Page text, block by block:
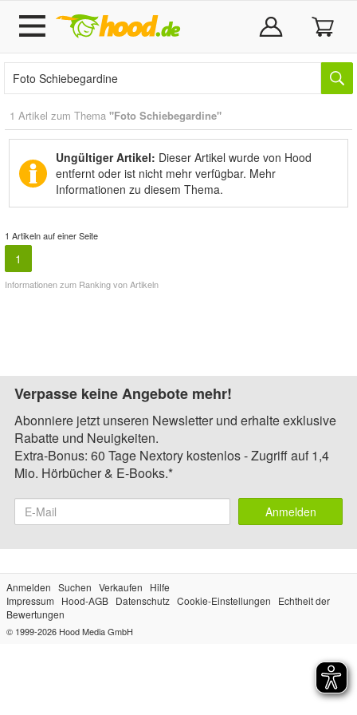
1 Artikel zum Thema "Foto Schiebegardine"
Ungültiger Artikel: Dieser Artikel wurde von Hood
entfernt oder ist nicht mehr verfügbar. Mehr
Informationen zu diesem Thema.
1 Artikeln auf einer Seite
1
Informationen zum Ranking von Artikeln
Verpasse keine Angebote mehr!
Abonniere jetzt unseren Newsletter und erhalte exklusive
Rabatte und Neuigkeiten.
Extra-Bonus: 60 Tage Nextory kostenlos - Zugriff auf 1,4
Mio. Hörbücher & E-Books.*
Anmelden
Anmelden Suchen Verkaufen
Hilfe
Impressum
Hood-AGB Datenschutz Cookie-Einstellungen
Echtheit der
Bewertungen
© 1999-2026 Hood Media GmbH